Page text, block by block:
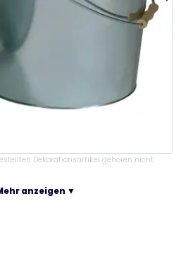
Dekorationsartikel gehören nicht
anzeigen ▼